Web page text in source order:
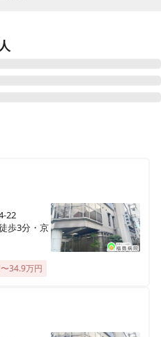
以上～◎｜Wワーク◎｜残
22
歩3分・京
34.9万円